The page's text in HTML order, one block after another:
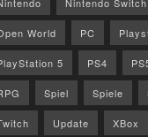
World PC
5 PS4
Spiel Spiele
Update XBox